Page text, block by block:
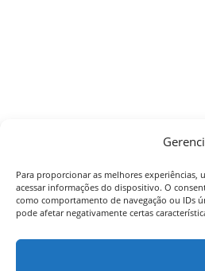
Para proporcionar as melhores experiências,
acessar informações do dispositivo. O
como comportamento de navegação ou IDs
pode afetar negativamente certas